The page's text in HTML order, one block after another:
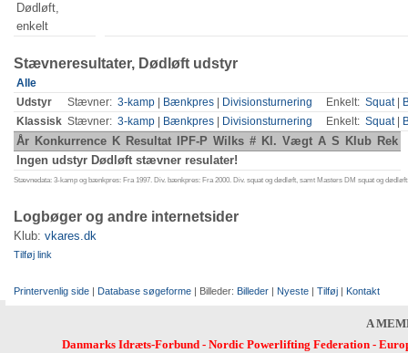
Dødløft,
enkelt
Stævneresultater, Dødløft udstyr
Alle
Udstyr
Stævner: 3-kamp Bænkpres Divisionsturnering Enkelt: Squat|
Klassisk Stævner: 3-kamp Bænkpres Divisionsturnering Enkelt: Squat|
År Konkurrence K Resultat IPF-P Wilks # Kl. Vægt A S Klub Rek
Ingen udstyr Dødløft stævner resulater!
Stævnedata: 3-kamp og bænkpres: Fra 1997. Div. bænkpres: Fra 2000. Div. squat og dødløft, samt Masters DM squat og
Logbøger og andre internetsider
Klub: vkares.dk
Tilføj link
Printervenlig side | Database søgeforme | Billeder: Billeder | Nyeste | Tilføj | Kontakt
A
Danmarks Idræts-Forbund- Nordic Powerlifting Federation-